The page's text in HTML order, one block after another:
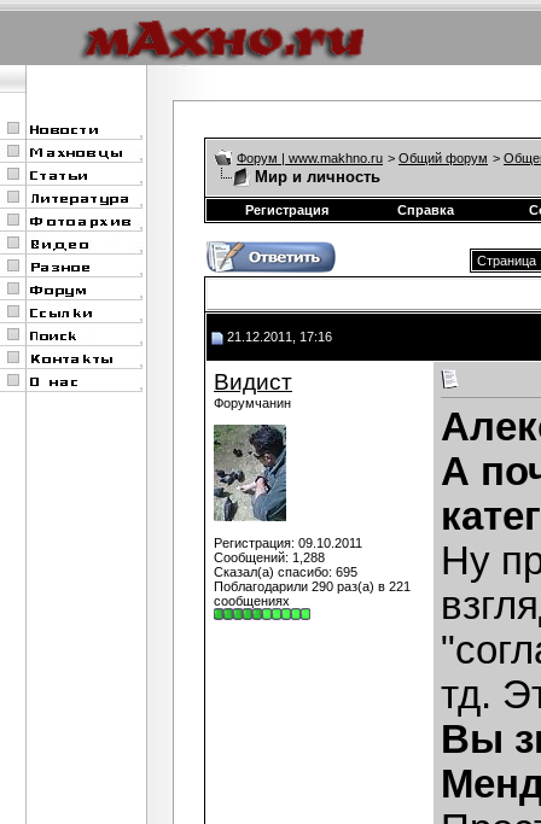
Форум | www.makhno.ru > Общий форум >
Мир и личность
Регистрация Справка
Страница
21.12.2011, 17:16
Видист
Форумчанин
Регистрация: 09.10.2011
Сообщений: 1,288
Сказал(а) спасибо: 695
Поблагодарили 290 раз(а) в 221
сообщениях
А
Ну
тд.
Вы